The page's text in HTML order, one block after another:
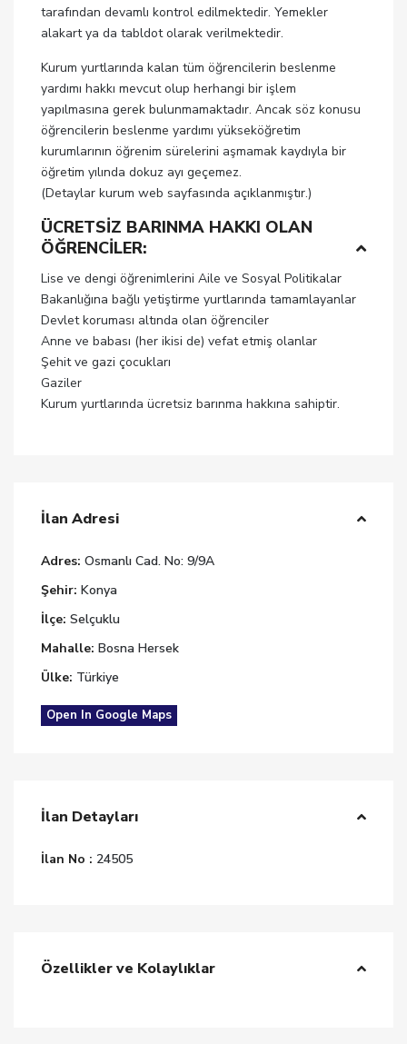
tarafından devamlı kontrol edilmektedir. Yemekler
alakart ya da tabldot olarak verilmektedir.
Kurum yurtlarında kalan tüm öğrencilerin beslenme
yardımı hakkı mevcut olup herhangi bir işlem
yapılmasına gerek bulunmamaktadır. Ancak söz konusu
öğrencilerin beslenme yardımı yükseköğretim
kurumlarının öğrenim sürelerini aşmamak kaydıyla bir
öğretim yılında dokuz ayı geçemez.
(Detaylar kurum web sayfasında açıklanmıştır.)
ÜCRETSİZ BARINMA HAKKI OLAN
ÖĞRENCİLER:
Lise ve dengi öğrenimlerini Aile ve Sosyal Politikalar
Bakanlığına bağlı yetiştirme yurtlarında tamamlayanlar
Devlet koruması altında olan öğrenciler
Anne ve babası (her ikisi de) vefat etmiş olanlar
Şehit ve gazi çocukları
Gaziler
Kurum yurtlarında ücretsiz barınma hakkına sahiptir.
İlan Adresi
Adres: Osmanlı Cad. No: 9/9A
Şehir: Konya
İlçe: Selçuklu
Mahalle: Bosna Hersek
Ülke: Türkiye
Open In Google Maps
İlan Detayları
İlan No : 24505
Özellikler ve Kolaylıklar